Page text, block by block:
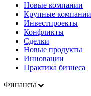
Новые компании
Крупные компании
Инвестпроекты
Конфликты
Сделки
Новые продукты
Инновации
Практика бизнеса
Финансы